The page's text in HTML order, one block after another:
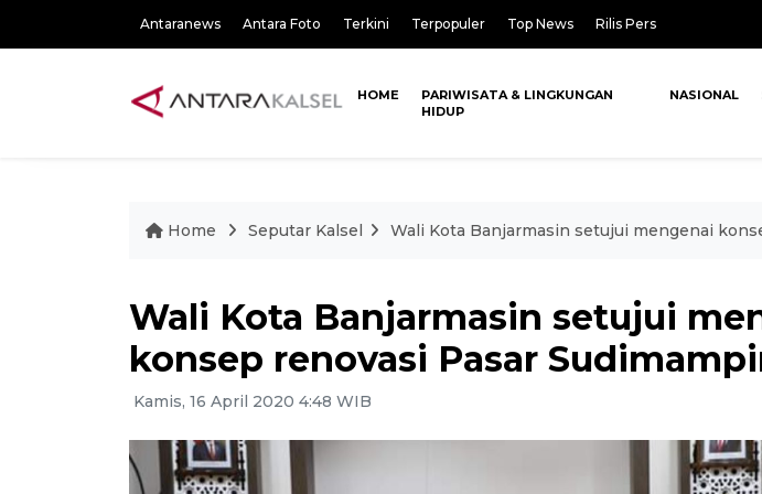
Antaranews Antara Foto Terkini Terpopuler Top News Rilis Pers
HOME
PARIWISATA & LINGKUNGAN
HIDUP
NASIONAL
Home Seputar Kalsel Wali Kota Banjarmasin setujui mengenai
Wali Kota Banjarmasin setujui
konsep renovasi Pasar
Kamis, 16 April 2020 4:48 WIB